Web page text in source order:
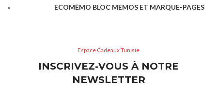
ECOMÉMO BLOC MEMOS ET MARQUE-PAGES
Espace Cadeaux Tunisie
INSCRIVEZ-VOUS À NOTRE
NEWSLETTER